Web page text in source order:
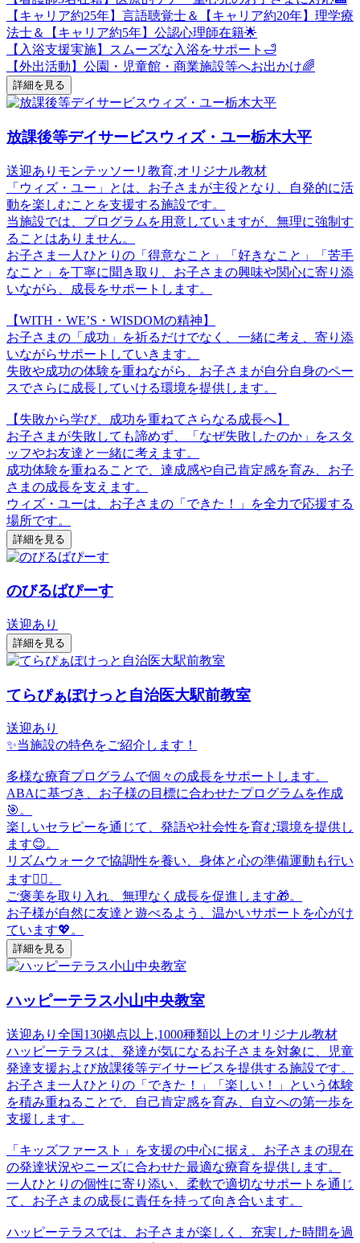
【キャリア約25年】言語聴覚士＆【キャリア約20年】理学療
法士＆【キャリア約5年】公認心理師在籍🌟
【入浴支援実施】スムーズな入浴をサポート🛁
【外出活動】公園・児童館・商業施設等へお出かけ🌈
詳細を見る
放課後等デイサービスウィズ・ユー栃木大平
送迎あり モンテッソーリ教育,オリジナル教材
「ウィズ・ユー」とは、お子さまが主役となり、自発的に活
動を楽しむことを支援する施設です。
当施設では、プログラムを用意していますが、無理に強制す
ることはありません。
お子さま一人ひとりの「得意なこと」「好きなこと」「苦手
なこと」を丁寧に聞き取り、お子さまの興味や関心に寄り添
いながら、成長をサポートします。
【WITH・WE’S・WISDOMの精神】
お子さまの「成功」を祈るだけでなく、一緒に考え、寄り添
いながらサポートしていきます。
失敗や成功の体験を重ねながら、お子さまが自分自身のペー
スでさらに成長していける環境を提供します。
【失敗から学び、成功を重ねてさらなる成長へ】
お子さまが失敗しても諦めず、「なぜ失敗したのか」をスタ
ッフやお友達と一緒に考えます。
成功体験を重ねることで、達成感や自己肯定感を育み、お子
さまの成長を支えます。
ウィズ・ユーは、お子さまの「できた！」を全力で応援する
場所です。
詳細を見る
のびるばぴーす
送迎あり
詳細を見る
てらぴぁぽけっと自治医大駅前教室
送迎あり
✨当施設の特色をご紹介します！
多様な療育プログラムで個々の成長をサポートします。
ABAに基づき、お子様の目標に合わせたプログラムを作成
🎯。
楽しいセラピーを通じて、発語や社会性を育む環境を提供し
ます😊。
リズムウォークで協調性を養い、身体と心の準備運動も行い
ます🚶‍♂️。
ご褒美を取り入れ、無理なく成長を促進します🎁。
お子様が自然に友達と遊べるよう、温かいサポートを心がけ
ています💖。
詳細を見る
ハッピーテラス小山中央教室
送迎あり 全国130拠点以上,1000種類以上のオリジナル教材
ハッピーテラスは、発達が気になるお子さまを対象に、児童
発達支援および放課後等デイサービスを提供する施設です。
お子さま一人ひとりの「できた！」「楽しい！」という体験
を積み重ねることで、自己肯定感を育み、自立への第一歩を
支援します。
「キッズファースト」を支援の中心に据え、お子さまの現在
の発達状況やニーズに合わせた最適な療育を提供します。
一人ひとりの個性に寄り添い、柔軟で適切なサポートを通じ
て、お子さまの成長に責任を持って向き合います。
ハッピーテラスでは、お子さまが楽しく、充実した時間を過